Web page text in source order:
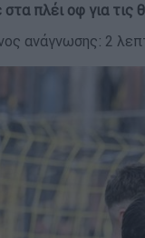
στα πλέι οφ για τις
ανάγνωσης: 2